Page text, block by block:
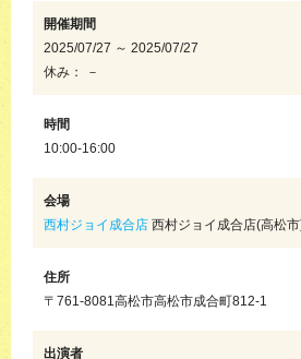
開催期間
2025/07/27 ～ 2025/07/27
休み： －
時間
10:00-16:00
会場
西村ジョイ成合店 西村ジョイ成合店(高松
住所
〒761-8081高松市高松市成合町812-1
出演者